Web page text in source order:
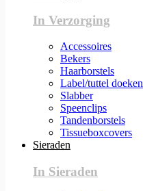
In Verzorging
Accessoires
Bekers
Haarborstels
Label/tuttel doeken
Slabber
Speenclips
Tandenborstels
Tissueboxcovers
Sieraden
In Sieraden